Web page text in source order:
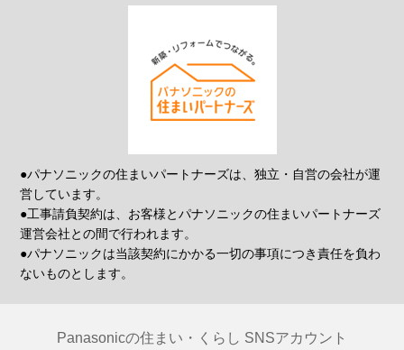
●パナソニックの住まいパートナーズは、独立・自営の会社が運
営しています。
●工事請負契約は、お客様とパナソニックの住まいパートナーズ
運営会社との間で行われます。
●パナソニックは当該契約にかかる一切の事項につき責任を負わ
ないものとします。
Panasonicの住まい・くらし SNSアカウント